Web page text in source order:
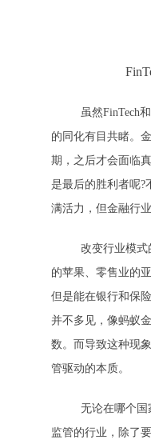
虽然FinTech
的同化有目共睹。
期，之后才会面临
是最后的胜利者呢?
满活力，但金融行
改变行业模
的苹果、零售业的
但是能在银行和保
并不多见，像蚂蚁
数。而导致这种现
管驱动的本质。
无论在哪个
监管的行业，除了